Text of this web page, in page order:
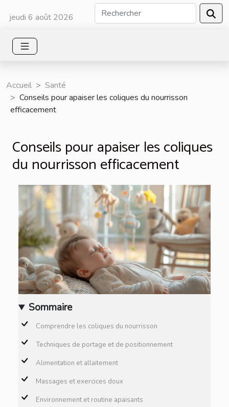
jeudi 6 août 2026
Accueil
Santé
Conseils pour apaiser les coliques du nourrisson
efficacement
Conseils pour apaiser les coliques
du nourrisson efficacement
Sommaire
Comprendre les coliques du nourrisson
Techniques de portage et de positionnement
Alimentation et allaitement
Massages et exercices doux
Environnement et routine apaisants